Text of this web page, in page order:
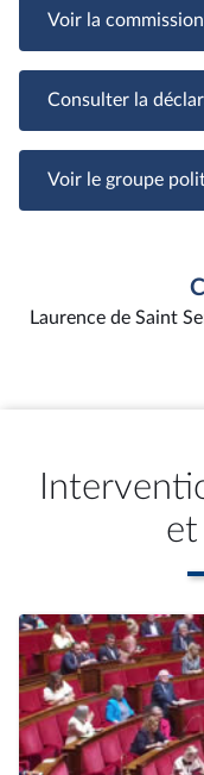
Voir la commission
Consulter la
Voir le groupe
Laurence de Saint
et